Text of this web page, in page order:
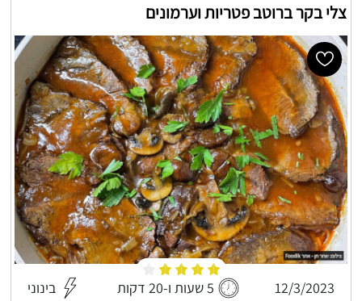
צלי בקר ברוטב פטריות וערמונים
12/3/2023 5 שעות ו-20 דקות בינוני